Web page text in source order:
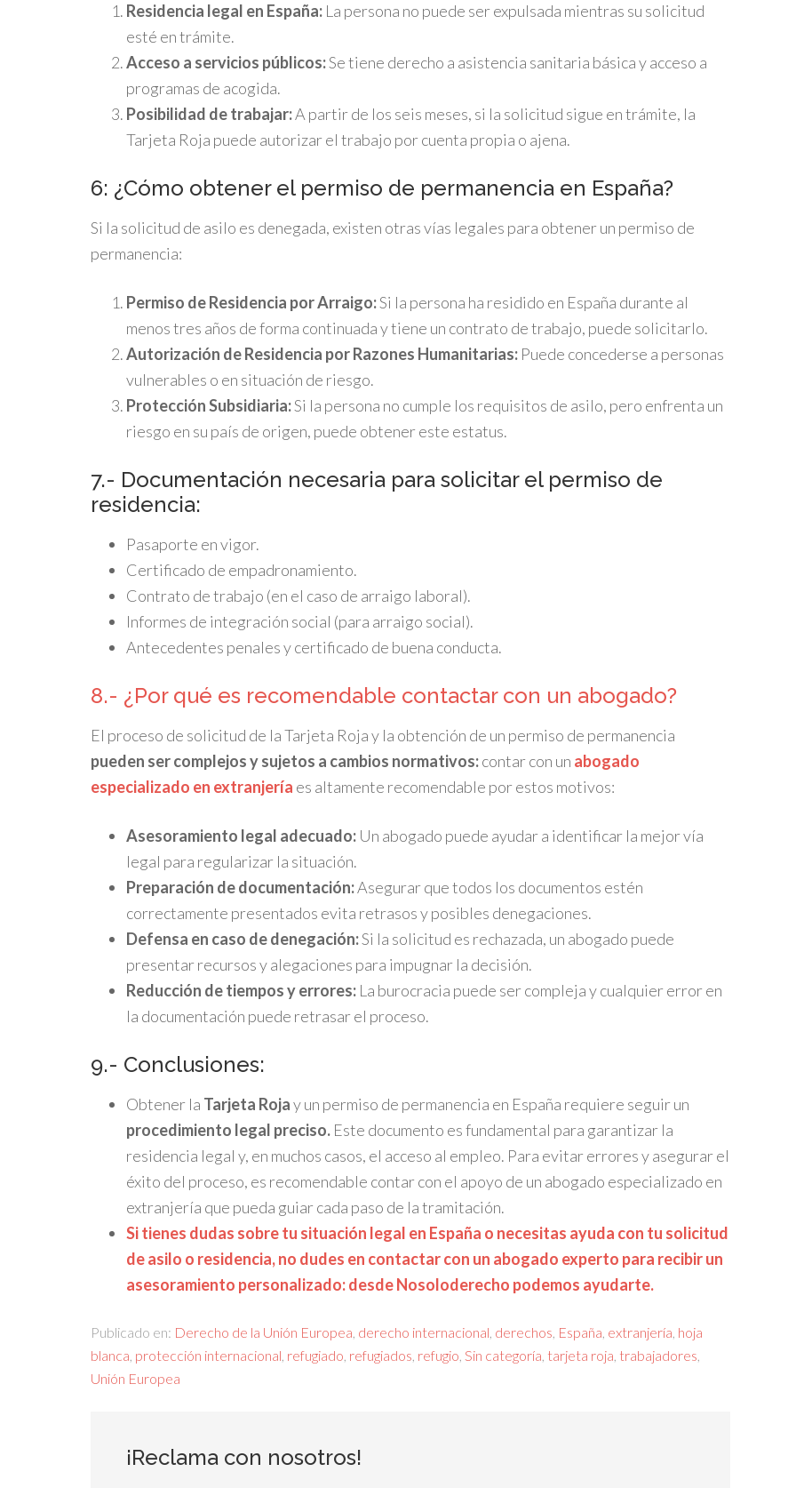
Residencia legal en España: La persona no puede ser expulsada mientras su solicitud
esté en trámite.
Acceso a servicios públicos:Se tiene derecho a asistencia sanitaria básica y acceso a
programas de acogida.
Posibilidad de trabajar:A partir de los seis meses, si la solicitud sigue en trámite, la
Tarjeta Roja puede autorizar el trabajo por cuenta propia o ajena.
6: ¿Cómo obtener el permiso de permanencia en España?
Si la solicitud de asilo es denegada, existen otras vías legales para obtener un permiso de
permanencia:
Permiso de Residencia por Arraigo:Si la persona ha residido en España durante al
menos tres años de forma continuada y tiene un contrato de trabajo, puede solicitarlo.
Autorización de Residencia por Razones Humanitarias: Puede concederse a personas
vulnerables o en situación de riesgo.
Protección Subsidiaria:Si la persona no cumple los requisitos de asilo, pero enfrenta un
riesgo en su país de origen, puede obtener este estatus.
7.- Documentación necesaria para solicitar el permiso de
residencia:
Pasaporte en vigor.
Certificado de empadronamiento.
Contrato de trabajo (en el caso de arraigo laboral).
Informes de integración social (para arraigo social).
Antecedentes penales y certificado de buena conducta.
8.- ¿Por qué es recomendable contactar con un abogado?
El proceso de solicitud de la Tarjeta Roja y la obtención de un permiso de permanencia
pueden ser complejos y sujetos a cambios normativos:contar con un abogado
especializado en extranjería es altamente recomendable por estos motivos:
Asesoramiento legal adecuado: Un abogado puede ayudar a identificar la mejor vía
legal para regularizar la situación.
Preparación de documentación:Asegurar que todos los documentos estén
correctamente presentados evita retrasos y posibles denegaciones.
Defensa en caso de denegación:Si la solicitud es rechazada, un abogado puede
presentar recursos y alegaciones para impugnar la decisión.
Reducción de tiempos y errores: La burocracia puede ser compleja y cualquier error en
la documentación puede retrasar el proceso.
9.- Conclusiones:
Obtener la Tarjeta Rojay un permiso de permanencia en España requiere seguir un
procedimiento legal preciso. Este documento es fundamental para garantizar la
residencia legal y, en muchos casos, el acceso al empleo. Para evitar errores y asegurar el
éxito del proceso, es recomendable contar con el apoyo de un abogado especializado en
extranjería que pueda guiar cada paso de la tramitación.
Si tienes dudas sobre tu situación legal en España o necesitas ayuda con tu solicitud
de asilo o residencia, no dudes en contactar con un abogado experto para recibir un
asesoramiento personalizado: desde Nosoloderecho podemos ayudarte.
Publicado en: Derecho de la Unión Europea derecho internacional derechos España extranjería hoja
blanca protección internacional refugiado refugiados refugio Sin categoría tarjeta roja trabajadores
Unión Europea
¡Reclama con nosotros!